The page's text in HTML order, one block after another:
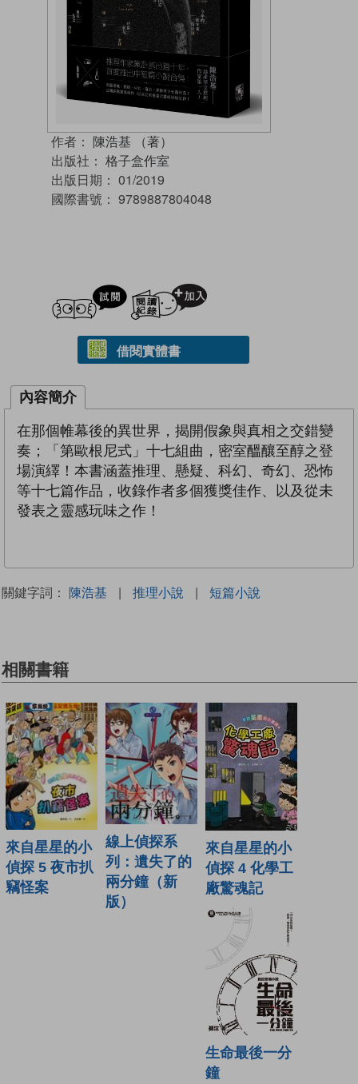
作者： 陳浩基 （著）
出版社： 格子盒作室
出版日期： 01/2019
國際書號： 9789887804048
試閲
借閱實體書
內容簡介
在那個帷幕後的異世界，揭開假象與真相之交錯變
奏；「第歐根尼式」十七組曲，密室醞釀至醇之登
場演繹！本書涵蓋推理、懸疑、科幻、奇幻、恐怖
等十七篇作品，收錄作者多個獲獎佳作、以及從未
發表之靈感玩味之作！
關鍵字詞： 陳浩基 | 推理小說 | 短篇小說
相關書籍
來自星星的小
偵探 5 夜市扒
竊怪案
線上偵探系
列：遺失了的
兩分鐘（新
版）
來自星星的小
偵探 4 化學工
廠驚魂記
生命最後一分
鐘